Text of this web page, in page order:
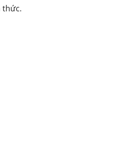
thức.